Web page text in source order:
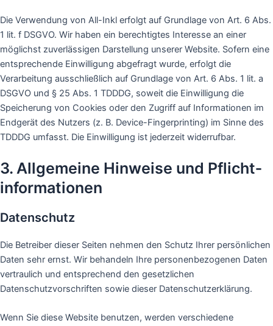
Die Verwendung von All-Inkl erfolgt auf Grundlage von Art. 6 Abs.
1 lit. f DSGVO. Wir haben ein berechtigtes Interesse an einer
möglichst zuverlässigen Darstellung unserer Website. Sofern eine
entsprechende Einwilligung abgefragt wurde, erfolgt die
Verarbeitung ausschließlich auf Grundlage von Art. 6 Abs. 1 lit. a
DSGVO und § 25 Abs. 1 TDDDG, soweit die Einwilligung die
Speicherung von Cookies oder den Zugriff auf Informationen im
Endgerät des Nutzers (z. B. Device-Fingerprinting) im Sinne des
TDDDG umfasst. Die Einwilligung ist jederzeit widerrufbar.
3. Allgemeine Hinweise und Pflicht­
informationen
Datenschutz
Die Betreiber dieser Seiten nehmen den Schutz Ihrer persönlichen
Daten sehr ernst. Wir behandeln Ihre personenbezogenen Daten
vertraulich und entsprechend den gesetzlichen
Datenschutzvorschriften sowie dieser Datenschutzerklärung.
Wenn Sie diese Website benutzen, werden verschiedene